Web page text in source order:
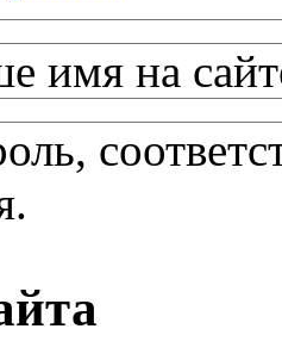
имя на